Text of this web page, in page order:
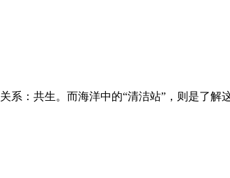
：共生。而海洋中的“清洁站”，则是了